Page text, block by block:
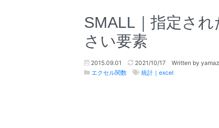
SMALL｜指定さ
さい要素
2015.09.01 2021/10/17
Written by
エクセル関数
統計｜excel